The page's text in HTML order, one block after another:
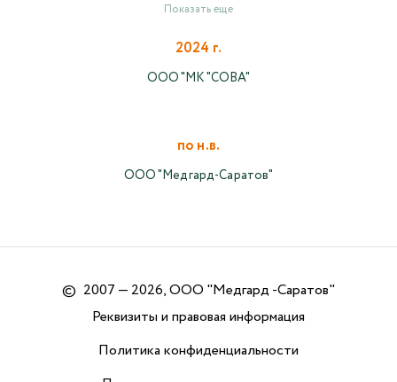
Показать еще
2024 г.
ООО "МК "СОВА"
по н.в.
ООО "Медгард-Саратов"
© 2007 — 2026, ООО "Медгард -Саратов"
Реквизиты и правовая информация
Политика конфиденциальности